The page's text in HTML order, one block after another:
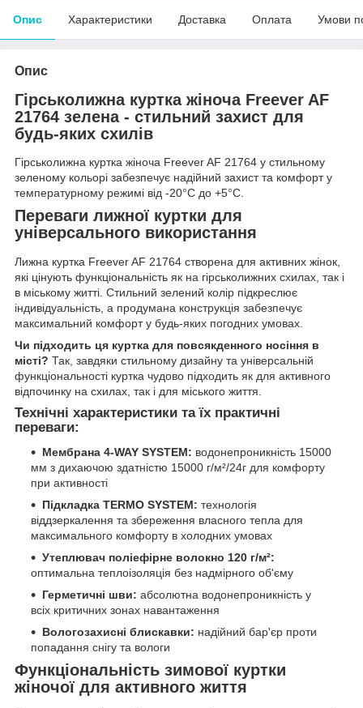
Опис Характеристики Доставка Оплата Умови
Опис
Гірськолижна куртка жіноча Freever AF
21764 зелена- стильний захист для
будь-яких схилів
Гірськолижна куртка жіноча Freever AF 21764 у стильному
зеленому кольорі забезпечує надійний захист та комфорт у
температурному режимі від -20°C до +5°C.
Переваги лижної куртки для
універсального використання
Лижна куртка Freever AF 21764 створена для активних жінок,
які цінують функціональність як на гірськолижних схилах, так і
в міському житті. Стильний зелений колір підкреслює
індивідуальність, а продумана конструкція забезпечує
максимальний комфорт у будь-яких погодних умовах.
Чи підходить ця куртка для повсякденного носіння в
місті? Так, завдяки стильному дизайну та універсальній
функціональності куртка чудово підходить як для активного
відпочинку на схилах, так і для міського життя.
Технічні характеристики та їх практичні
переваги:
Мембрана 4-WAY SYSTEM: водонепроникність 15000
мм з дихаючою здатністю 15000 г/м²/24г для комфорту
при активності
Підкладка TERMO SYSTEM: технологія
віддзеркалення та збереження власного тепла для
максимального комфорту в холодних умовах
Утеплювач поліефірне волокно 120 г/м²:
оптимальна теплоізоляція без надмірного об'єму
Герметичні шви: абсолютна водонепроникність у
всіх критичних зонах навантаження
Вологозахисні блискавки: надійний бар'єр проти
попадання снігу та вологи
Функціональність зимової куртки
жіночої для активного життя